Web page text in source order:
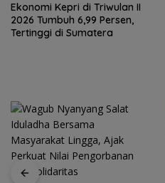
Ekonomi Kepri di Triwulan II
2026 Tumbuh 6,99 Persen,
Tertinggi di Sumatera